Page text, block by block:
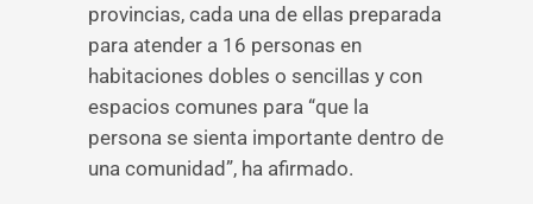
provincias, cada una de ellas preparada
para atender a 16 personas en
habitaciones dobles o sencillas y con
espacios comunes para “que la
persona se sienta importante dentro de
una comunidad”, ha afirmado.